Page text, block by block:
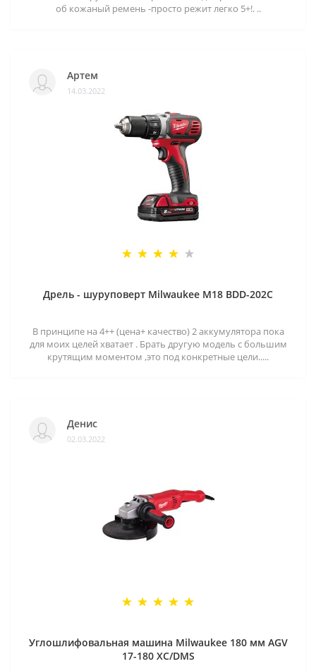
об кожаный ремень -просто режит легко 5+!. ..
Артем
14.03.2022
Дрель - шуруповерт Milwaukee M18 BDD-202C
В принципе на 4++ (цена+ качество) 2 аккумулятора пока
для моих целей хватает . Брать другую модель с большим
крутящим моментом ,это под конкретные цели.....
Денис
02.03.2022
Углошлифовальная машина Milwaukee 180 мм AGV
17-180 XC/DMS